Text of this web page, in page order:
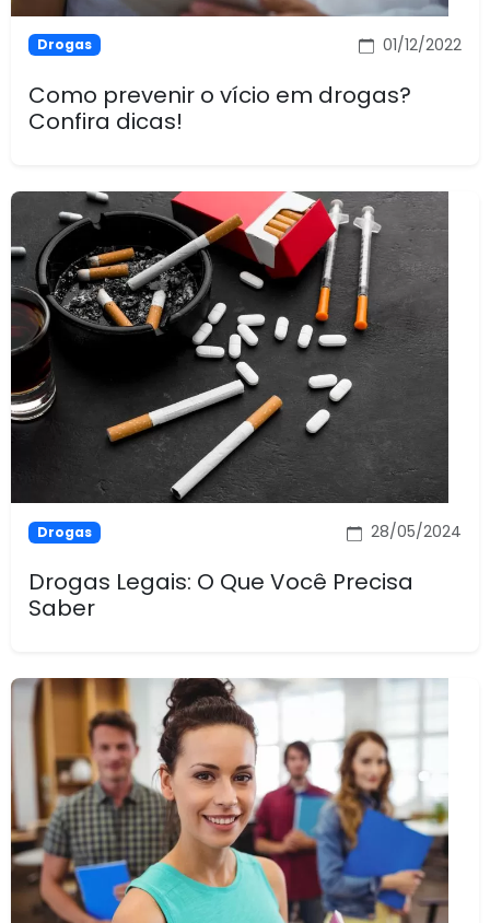
Drogas 01/12/2022
Como prevenir o vício em drogas?
Confira dicas!
Drogas 28/05/2024
Drogas Legais: O Que Você Precisa
Saber